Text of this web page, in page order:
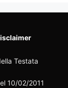
Testata
10/02/2011